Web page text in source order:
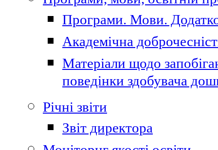
Програми. Мови.
Академічна
Матеріали щодо
поведінки здобувача
Річні звіти
Звіт директора